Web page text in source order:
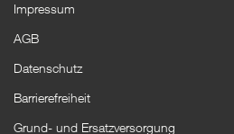
Impressum
AGB
Datenschutz
Barrierefreiheit
Grund- und Ersatzversorgung